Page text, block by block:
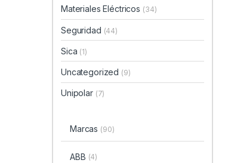
Materiales Eléctricos (34)
Seguridad (44)
Sica (1)
Uncategorized (9)
Unipolar (7)
Marcas (90)
ABB (4)